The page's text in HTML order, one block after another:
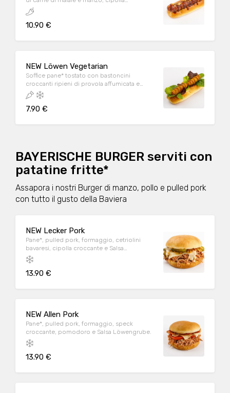
croccante, salsa piccante e salsa BBQ
10.90 €
NEW Löwen Vegetarian
Soffice pane* tostato con bastoncini
croccanti ripieni di provola affumicata e
verdure*, insalata misticanza e senape dolce,
servito con patate fritte*.
7.90 €
BAYERISCHE BURGER serviti con
patatine fritte*
Assapora i nostri Burger di manzo, pollo e pulled pork
con tutto il gusto della Baviera
NEW Lecker Pork
Pane*, pulled pork, formaggio, cetriolini
bavaresi, cipolla croccante e Salsa
Löwengrube.
13.90 €
NEW Allen Pork
Pane*, pulled pork, formaggio, speck
croccante, pomodoro e Salsa Löwengrube.
13.90 €